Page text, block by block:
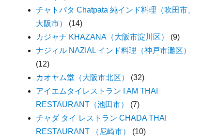
チャトパタ Chatpata 純インド料理（吹田市、
大阪市）
(14)
カジャナ KHAZANA（大阪市淀川区）
(9)
ナジィル NAZIAL インド料理（神戸市灘区）
(12)
カオヤム堂（大阪市北区）
(32)
アイエムタイレストラン I AM THAI
RESTAURANT（池田市）
(7)
チャダ タイ レストラン CHADA THAI
RESTAURANT （尼崎市）
(10)